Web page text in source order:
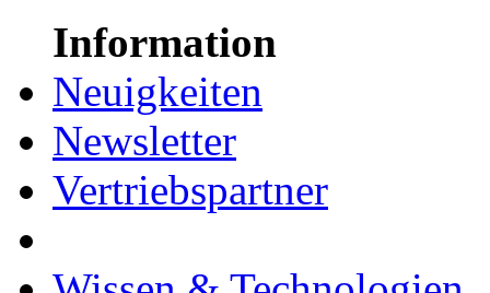
Information
Neuigkeiten
Newsletter
Vertriebspartner